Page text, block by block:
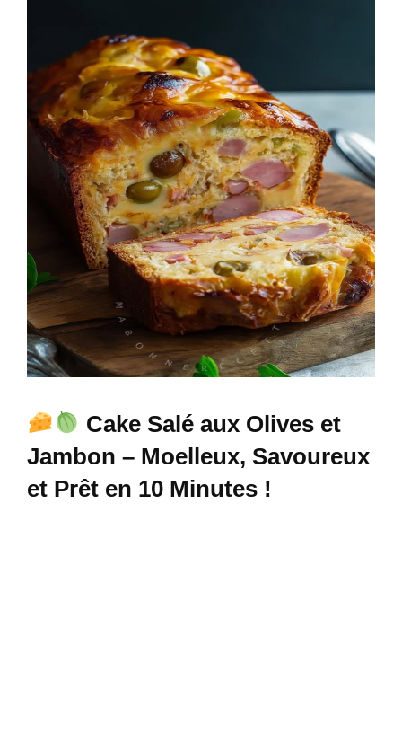
Cake Salé aux Olives et
Jambon – Moelleux, Savoureux
et Prêt en 10 Minutes !